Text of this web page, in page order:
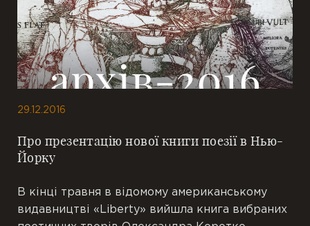
29.12.2016
Про презентацію нової книги поезії в Нью-
Йорку
В кінці травня в відомому американському
видавництві «Liberty» вийшла книга вибраних